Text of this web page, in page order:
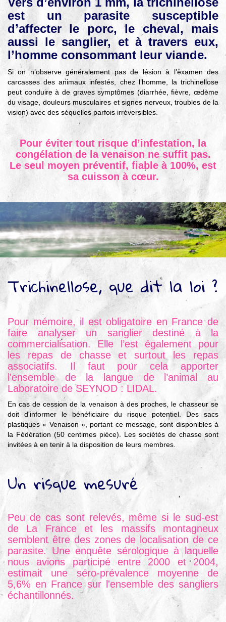
▼
Agir
pour l’environnement
▼
Je veux devenir chasseur
▼
Je suis chasseur
▼
Je valide mon permis
est un parasite susceptible
d’affecter le porc, le cheval, mais
aussi le sanglier, et à travers eux,
l’homme consommant leur viande.
Si on n’observe généralement pas de lésion à l’examen des
carcasses des animaux infestés, chez l’homme, la trichinellose
peut conduire à de graves symptômes (diarrhée, fièvre, œdème
du visage, douleurs musculaires et signes nerveux, troubles de la
vision) avec des séquelles parfois irréversibles.
Pour éviter tout risque d’infestation, la
congélation de la venaison ne suffit pas.
Le seul moyen préventif, fiable à 100%, est
sa cuisson à cœur.
Trichinellose, que dit la loi ?
Pour mémoire, il est obligatoire en France de
faire analyser un sanglier destiné à la
commercialisation. Elle l’est également pour
les repas de chasse et surtout les repas
associatifs. Il faut pour cela apporter
l'ensemble de la langue de l’animal au
Laboratoire de SEYNOD : LIDAL.
En cas de cession de la venaison à des proches, le chasseur se
doit d'informer le bénéficiaire du risque potentiel. Des sacs
plastiques « Venaison », portant ce message, sont disponibles à
la Fédération (50 centimes pièce). Les sociétés de chasse sont
invitées à en tenir à la disposition de leurs membres.
Un risque mesuré
Peu de cas sont relevés, même si le sud-est
de La France et les massifs montagneux
semblent être des zones de localisation de ce
parasite. Une enquête sérologique à laquelle
nous avions participé entre 2000 et 2004,
estimait une séro-prévalence moyenne de
5,6% en France sur l'ensemble des sangliers
échantillonnés.